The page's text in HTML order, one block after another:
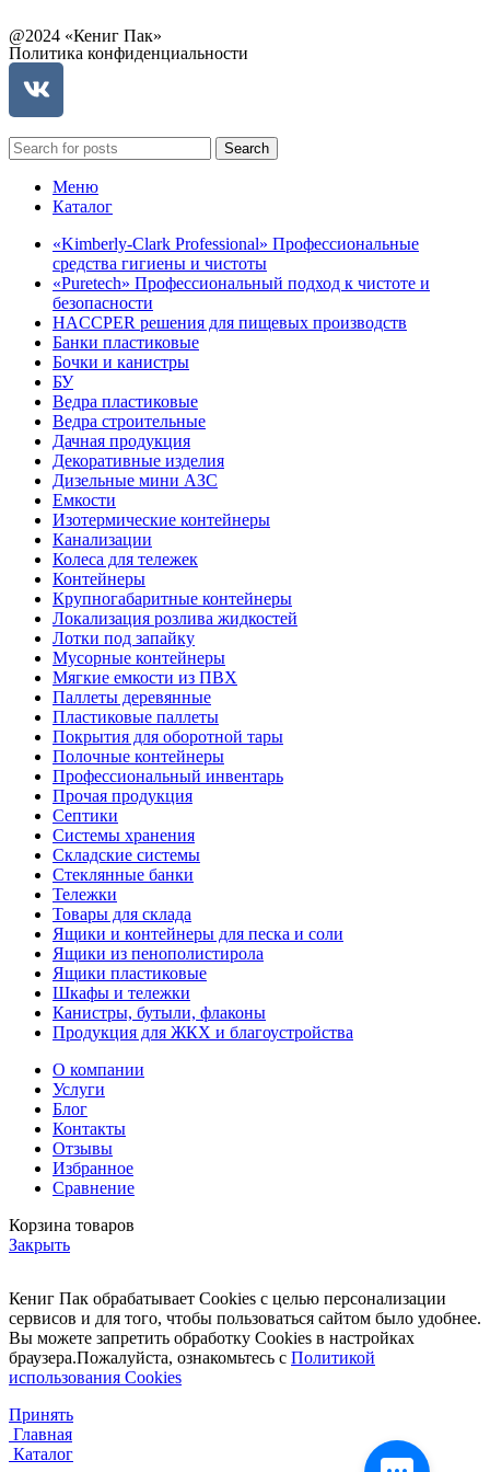
@2024 «Кениг Пак»
Политика конфиденциальности
Search
Меню
Каталог
«Kimberly-Clark Professional» Профессиональные
средства гигиены и чистоты
«Puretech» Профессиональный подход к чистоте и
безопасности
HACCPER решения для пищевых производств
Банки пластиковые
Бочки и канистры
БУ
Ведра пластиковые
Ведра строительные
Дачная продукция
Декоративные изделия
Дизельные мини АЗС
Емкости
Изотермические контейнеры
Канализации
Колеса для тележек
Контейнеры
Крупногабаритные контейнеры
Локализация розлива жидкостей
Лотки под запайку
Мусорные контейнеры
Мягкие емкости из ПВХ
Паллеты деревянные
Пластиковые паллеты
Покрытия для оборотной тары
Полочные контейнеры
Профессиональный инвентарь
Прочая продукция
Септики
Системы хранения
Складские системы
Стеклянные банки
Тележки
Товары для склада
Ящики и контейнеры для песка и соли
Ящики из пенополистирола
Ящики пластиковые
Шкафы и тележки
Канистры, бутыли, флаконы
Продукция для ЖКХ и благоустройства
О компании
Услуги
Блог
Контакты
Отзывы
Избранное
Сравнение
Корзина товаров
Закрыть
Кениг Пак обрабатывает Cookies с целью персонализации
сервисов и для того, чтобы пользоваться сайтом было удобнее.
Вы можете запретить обработку Cookies в настройках
браузера.Пожалуйста, ознакомьтесь с Политикой
использования Cookies
Принять
Главная
Каталог